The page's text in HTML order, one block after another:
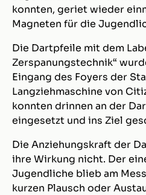
konnten, geriet wieder
Magneten für die
Die Dartpfeile mit dem
Zerspanungstechnik“
Eingang des Foyers der
Langziehmaschine von
konnten drinnen an der
eingesetzt und ins Ziel
Die Anziehungskraft der
ihre Wirkung nicht. Der
Jugendliche blieb am
kurzen Plausch oder